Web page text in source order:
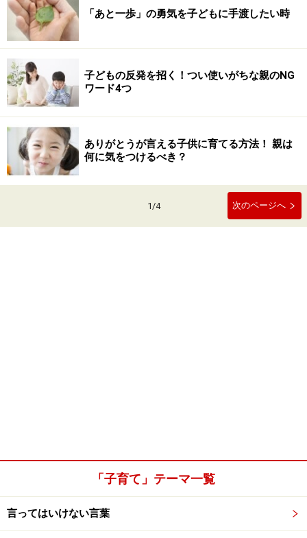
「あと一歩」の勇気を子どもに手渡したい時
子どもの反発を招く！つい使いがちな親のNG
ワード4つ
ありがとうが言える子供に育てる方法！ 親は
何に気をつけるべき？
1/4 次のページへ
「子育て」テーマ一覧
言ってはいけない言葉